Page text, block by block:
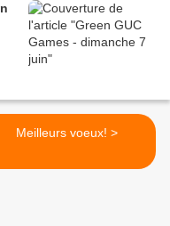
Meilleurs voeux! >